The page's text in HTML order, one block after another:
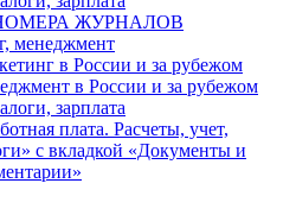
ЖУРНАЛОВ
менеджмент
в России и за рубежом
в России и за рубежом
зарплата
плата. Расчеты, учет,
с вкладкой «Документы и